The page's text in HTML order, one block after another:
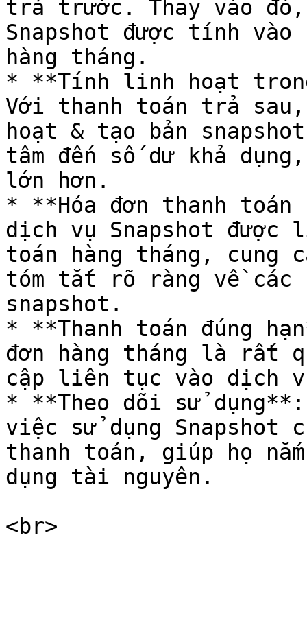
trả trước. Thay vào
Snapshot được tính
hàng tháng.
* **Tính linh hoạt
Với thanh toán trả
hoạt & tạo bản
tâm đến số dư khả
lớn hơn.
* **Hóa đơn thanh toán
dịch vụ Snapshot
toán hàng tháng, cung
tóm tắt rõ ràng về các
snapshot.
* **Thanh toán đúng
đơn hàng tháng là rất
cập liên tục vào dịch
* **Theo dõi sử
việc sử dụng Snapshot
thanh toán, giúp họ
dụng tài nguyên.